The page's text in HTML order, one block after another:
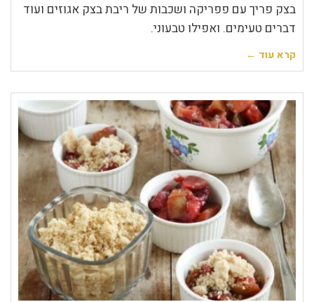
בצק פריך עם פפריקה ושכבות של ריבת בצק אגוזים ועוד
דברים טעימים. ואפילו טבעוני.
קרא עוד ←